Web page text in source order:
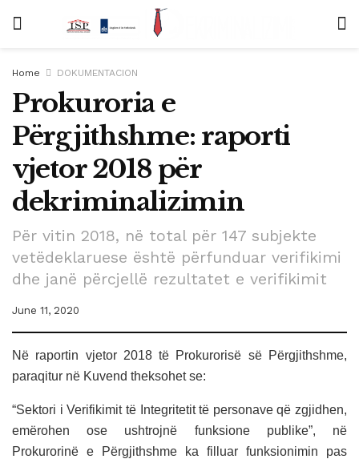
Home DOKUMENTACION
Prokuroria e
Përgjithshme: raporti
vjetor 2018 për
dekriminalizimin
Për vitin 2018, në total për 147 subjekte
vetëdeklaruese është përfunduar verifikimi
dhe janë përcjellë rezultatet e verifikimit
June 11, 2020
Në raportin vjetor 2018 të Prokurorisë së Përgjithshme,
paraqitur në Kuvend theksohet se:
“Sektori i Verifikimit të Integritetit të personave që zgjidhen,
emërohen ose ushtrojnë funksione publike”, në
Prokurorinë e Përgjithshme ka filluar funksionimin pas